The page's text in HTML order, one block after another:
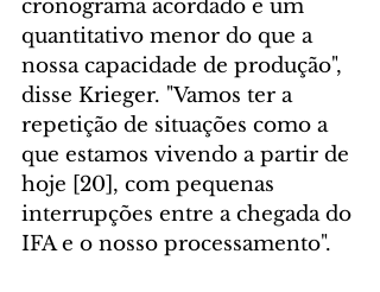
cronograma acordado é um
quantitativo menor do que a
nossa capacidade de produção",
disse Krieger. "Vamos ter a
repetição de situações como a
que estamos vivendo a partir de
hoje [20], com pequenas
interrupções entre a chegada do
IFA e o nosso processamento".